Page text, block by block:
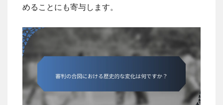
めることにも寄与します。